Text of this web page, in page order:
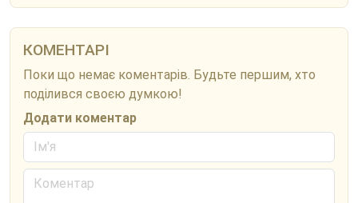
КОМЕНТАРІ
Поки що немає коментарів. Будьте першим, хто
поділився своєю думкою!
Додати коментар